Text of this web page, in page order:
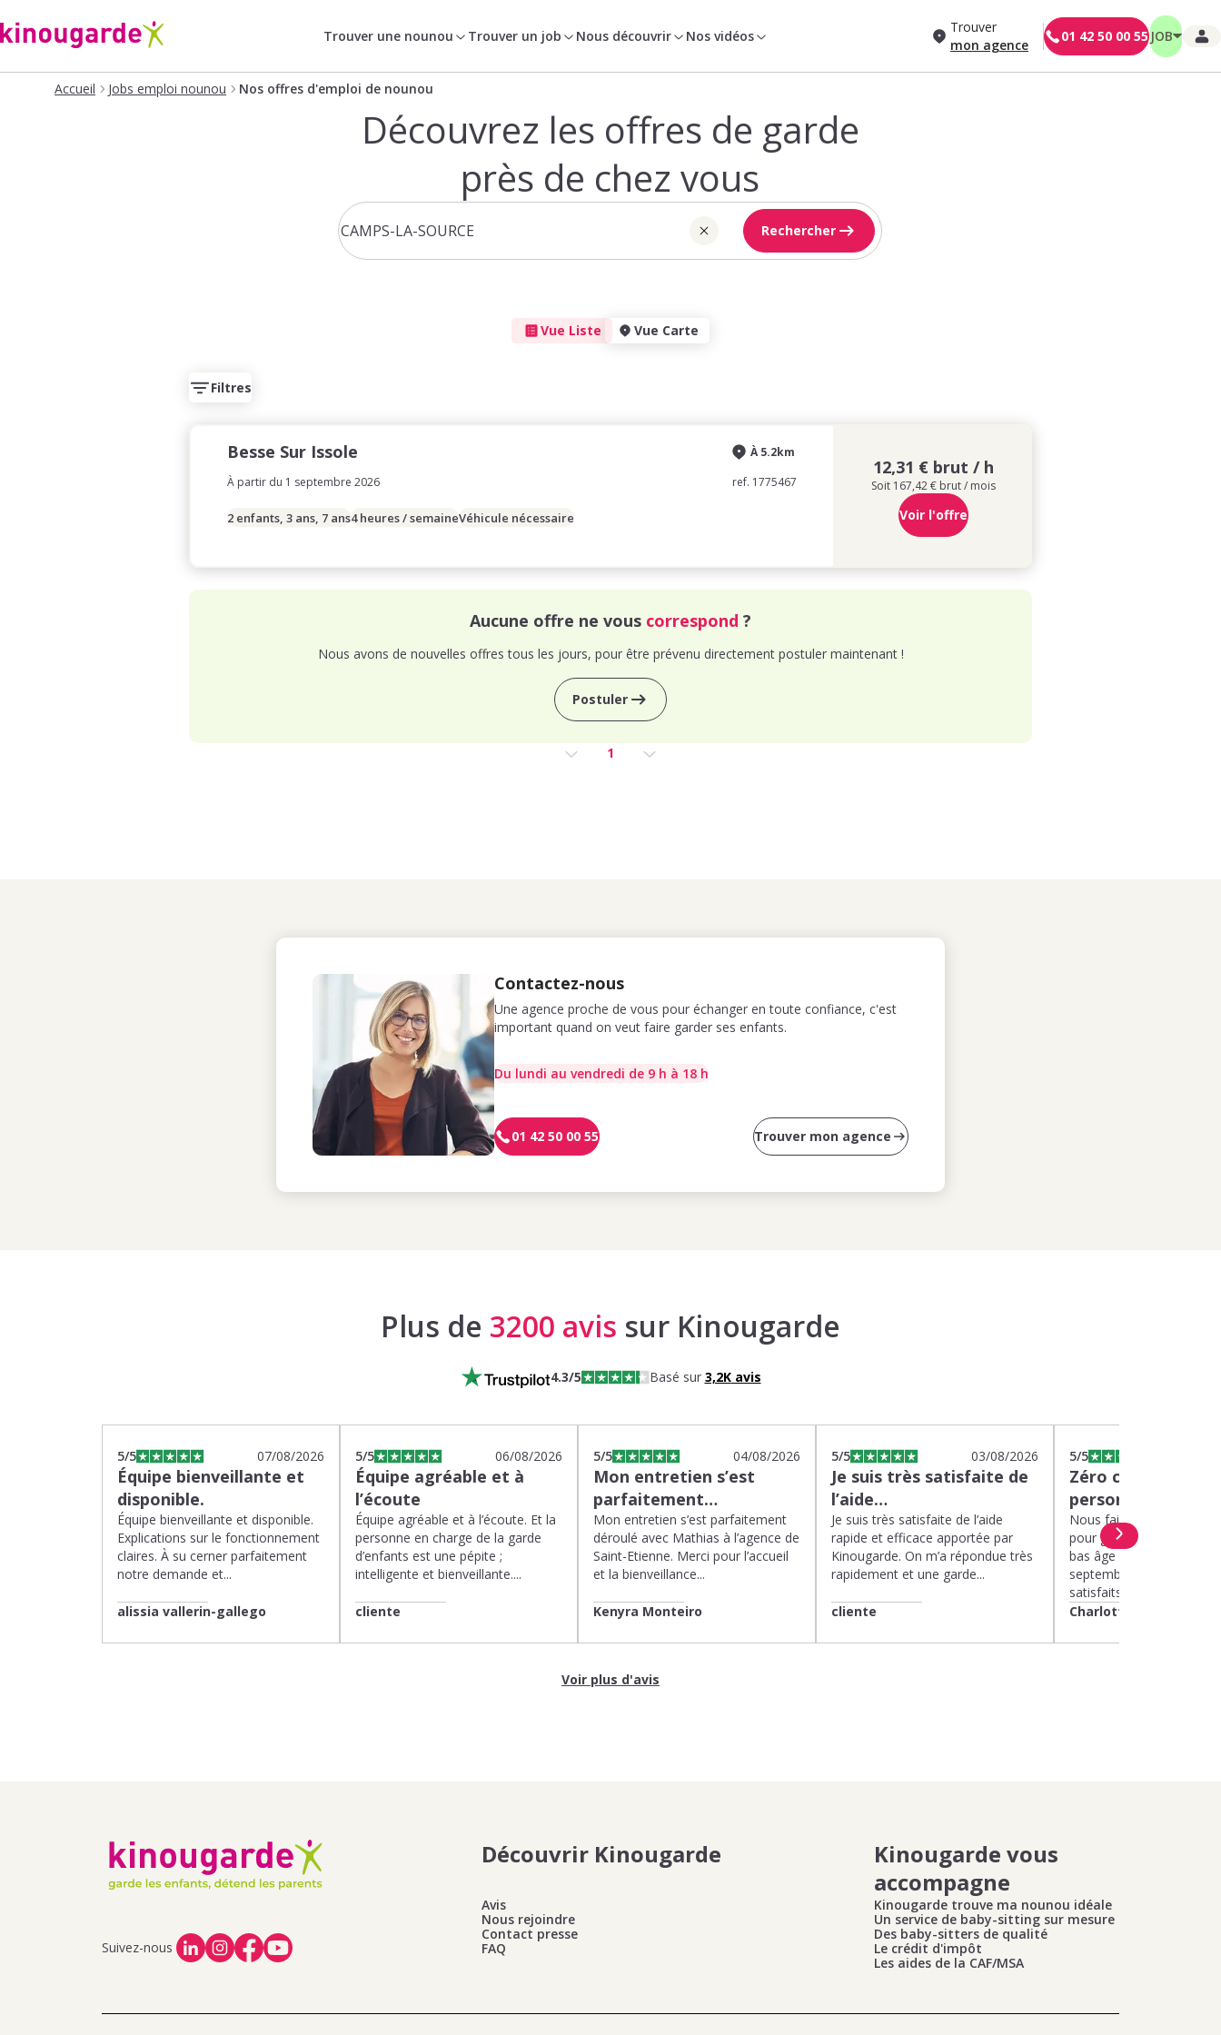
Trouver une nounou Trouver un job Nous découvrir Nos vidéos
Trouver
mon agence
01 42 50 00 55 JOB
Accueil Jobs emploi nounou Nos offres d'emploi de nounou
Découvrez les offres de garde
près de chez vous
Rechercher
Vue Liste Vue Carte
Filtres
Besse Sur Issole
À partir du 1 septembre 2026
À 5.2km
ref. 1775467
2 enfants, 3 ans, 7 ans4 heures / semaineVéhicule nécessaire
12,31 € brut / h
Soit 167,42 € brut / mois
Voir l'offre
Aucune offre ne vous correspond ?
Nous avons de nouvelles offres tous les jours, pour être prévenu directement postuler maintenant !
Postuler
1
Contactez-nous
Une agence proche de vous pour échanger en toute confiance, c'est
important quand on veut faire garder ses enfants.
Du lundi au vendredi de 9 h à 18 h
01 42 50 00 55 Trouver mon agence
Plus de 3200 avis sur Kinougarde
4.3/5 Basé sur 3,2Kavis
5/5 07/08/2026
Équipe bienveillante et
disponible.
Équipe bienveillante et disponible.
Explications sur le fonctionnement
claires. À su cerner parfaitement
notre demande et...
alissia vallerin-gallego
5/5 06/08/2026
Équipe agréable et à
l’écoute
Équipe agréable et à l’écoute. Et la
personne en charge de la garde
d’enfants est une pépite ;
intelligente et bienveillante....
cliente
5/5 04/08/2026
Mon entretien s’est
parfaitement…
Mon entretien s’est parfaitement
déroulé avec Mathias à l’agence de
Saint-Etienne. Merci pour l’accueil
et la bienveillance...
Kenyra Monteiro
5/5 03/08/2026
Je suis très satisfaite de
l’aide…
Je suis très satisfaite de l’aide
rapide et efficace apportée par
Kinougarde. On m’a répondue très
rapidement et une garde...
cliente
5/5
Zéro charge
personnel de
Nous faisons appel à
pour garder nos deux
bas âge le mercredi
septembre 2025. Nous
satisfaits....
Charlotte
Voir plus d'avis
Suivez-nous
Découvrir Kinougarde
Avis
Nous rejoindre
Contact presse
FAQ
Kinougarde vous
accompagne
Kinougarde trouve ma nounou idéale
Un service de baby-sitting sur mesure
Des baby-sitters de qualité
Le crédit d'impôt
Les aides de la CAF/MSA